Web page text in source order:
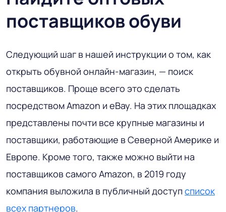
поставщиков обуви
Следующий шаг в нашей инструкции о том, как
открыть обувной онлайн-магазин, — поиск
поставщиков. Проще всего это сделать
посредством Amazon и eBay. На этих площадках
представлены почти все крупные магазины и
поставщики, работающие в Северной Америке и
Европе. Кроме того, также можно выйти на
поставщиков самого Amazon, в 2019 году
компания выложила в публичный доступ список
всех партнеров.